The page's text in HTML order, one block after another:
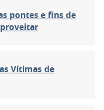
pontes e fins de
Vítimas de